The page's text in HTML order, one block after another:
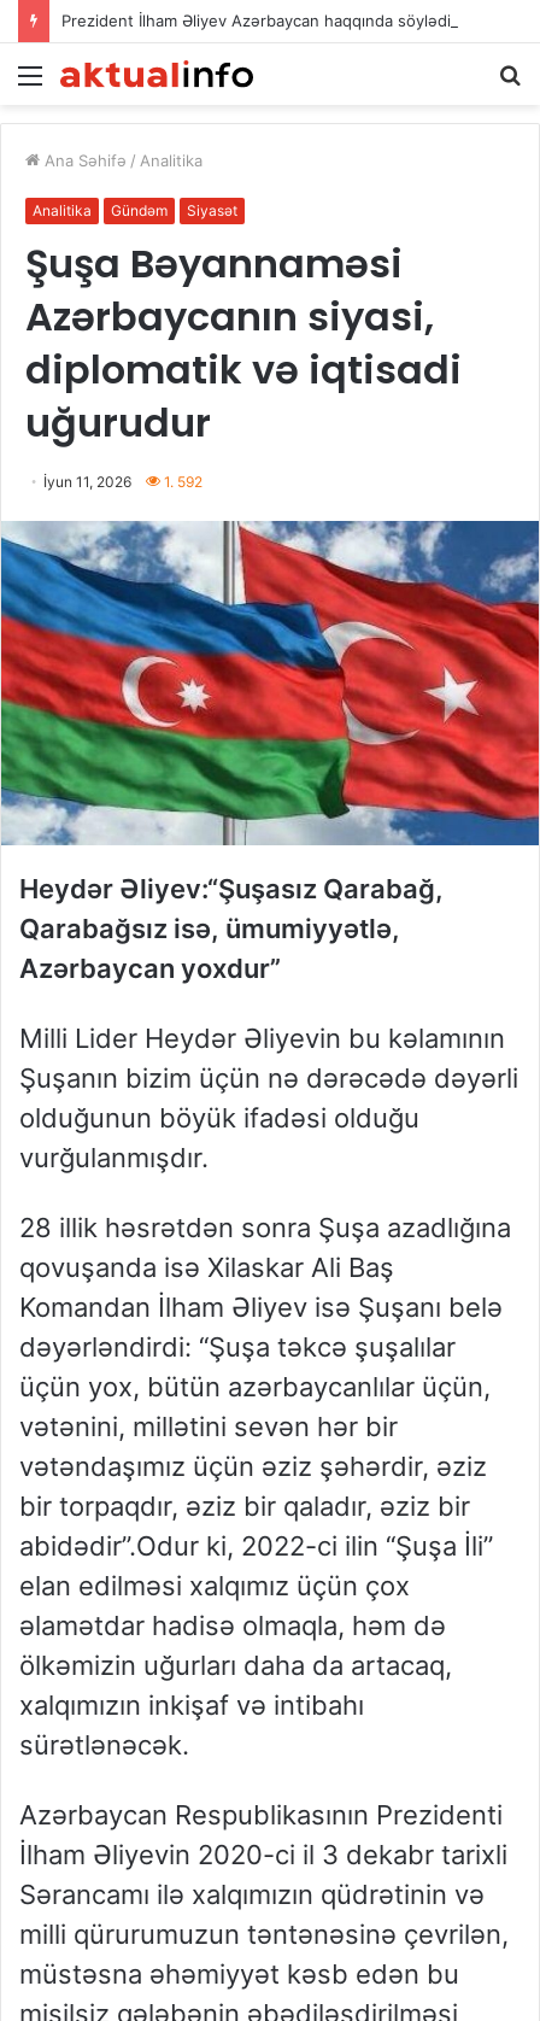
Menu
Ana Səhifə / Analitika
Analitika Gündəm Siyasət
Şuşa Bəyannaməsi
Azərbaycanın siyasi,
diplomatik və iqtisadi
uğurudur
İyun 11, 2026 1. 592
Heydər Əliyev:“Şuşasız Qarabağ,
Qarabağsız isə, ümumiyyətlə,
Azərbaycan yoxdur”
Milli Lider Heydər Əliyevin bu kəlamının
Şuşanın bizim üçün nə dərəcədə dəyərli
olduğunun böyük ifadəsi olduğu
vurğulanmışdır.
28 illik həsrətdən sonra Şuşa azadlığına
qovuşanda isə Xilaskar Ali Baş
Komandan İlham Əliyev isə Şuşanı belə
dəyərləndirdi: “Şuşa təkcə şuşalılar
üçün yox, bütün azərbaycanlılar üçün,
vətənini, millətini sevən hər bir
vətəndaşımız üçün əziz şəhərdir, əziz
bir torpaqdır, əziz bir qaladır, əziz bir
abidədir”.Odur ki, 2022-ci ilin “Şuşa İli”
elan edilməsi xalqımız üçün çox
əlamətdar hadisə olmaqla, həm də
ölkəmizin uğurları daha da artacaq,
xalqımızın inkişaf və intibahı
sürətlənəcək.
Azərbaycan Respublikasının Prezidenti
İlham Əliyevin 2020-ci il 3 dekabr tarixli
Sərancamı ilə xalqımızın qüdrətinin və
milli qürurumuzun təntənəsinə çevrilən,
müstəsna əhəmiyyət kəsb edən bu
misilsiz qələbənin əbədiləşdirilməsi